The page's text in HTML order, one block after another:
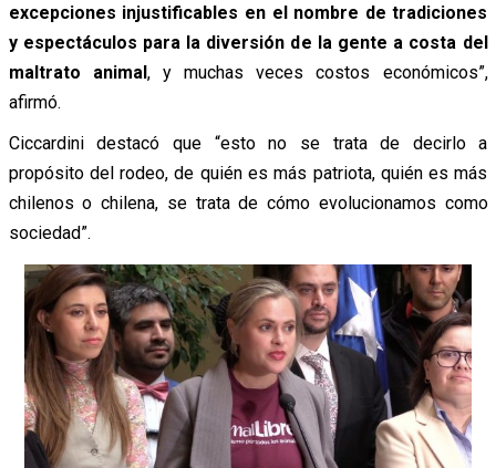
excepciones injustificables en el nombre de tradiciones
y espectáculos para la diversión de la gente a costa del
maltrato animal, y muchas veces costos económicos”,
afirmó.
Ciccardini destacó que “esto no se trata de decirlo a
propósito del rodeo, de quién es más patriota, quién es más
chilenos o chilena, se trata de cómo evolucionamos como
sociedad”.